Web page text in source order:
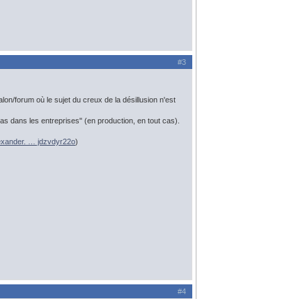
#3
forum où le sujet du creux de la désillusion n'est
dans les entreprises" (en production, en tout cas).
… jdzvdyr22o)
#4